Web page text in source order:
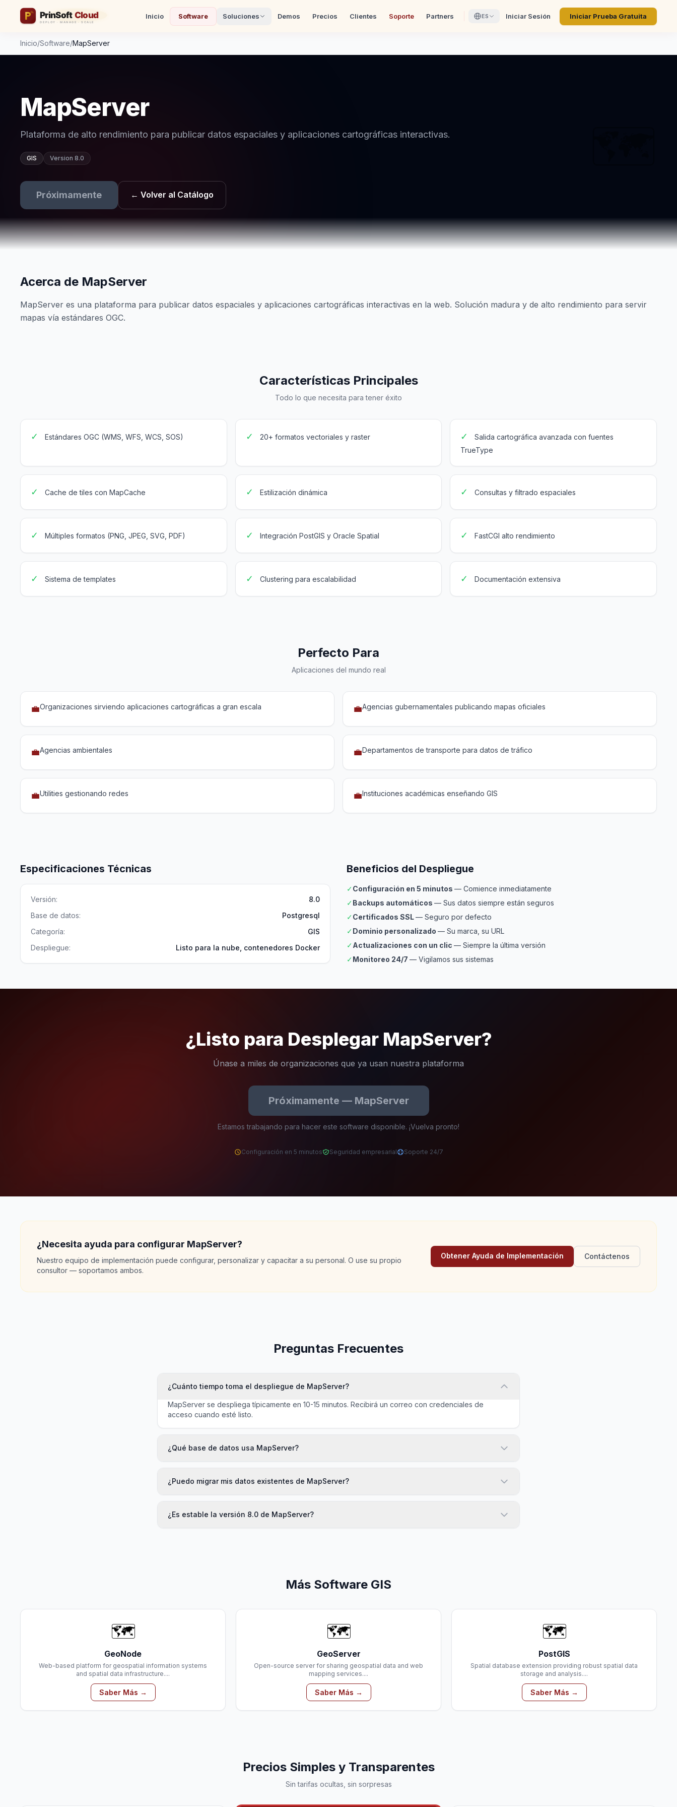
Inicio Software Soluciones Demos Precios Clientes Soporte Partners ES Iniciar Sesión Iniciar Prueba Gratuita
Inicio/Software/MapServer
MapServer
Plataforma de alto rendimiento para publicar datos espaciales y aplicaciones cartográficas interactivas.
GIS Version 8.0
Próximamente ← Volver al Catálogo
Acerca de MapServer
MapServer es una plataforma para publicar datos espaciales y aplicaciones cartográficas interactivas en la web. Solución madura y de alto rendimiento para servir
mapas vía estándares OGC.
Características Principales
Todo lo que necesita para tener éxito
✓ Estándares OGC (WMS, WFS, WCS, SOS) ✓ 20+ formatos vectoriales y raster ✓
Salida cartográfica avanzada con fuentes
TrueType
✓ Cache de tiles con MapCache ✓ Estilización dinámica ✓ Consultas y filtrado espaciales
✓ Múltiples formatos (PNG, JPEG, SVG, PDF) ✓ Integración PostGIS y Oracle Spatial ✓ FastCGI alto rendimiento
✓ Sistema de templates ✓ Clustering para escalabilidad ✓ Documentación extensiva
Perfecto Para
Aplicaciones del mundo real
💼Organizaciones sirviendo aplicaciones cartográficas a gran escala 💼Agencias gubernamentales publicando mapas oficiales
💼Agencias ambientales 💼Departamentos de transporte para datos de tráfico
💼Utilities gestionando redes 💼Instituciones académicas enseñando GIS
Especificaciones Técnicas
Versión:
8.0
Base de datos:
Postgresql
Categoría:
GIS
Despliegue:
Listo para la nube, contenedores Docker
Beneficios del Despliegue
✓Configuración en 5 minutos — Comience inmediatamente
✓Backups automáticos — Sus datos siempre están seguros
✓Certificados SSL— Seguro por defecto
✓Dominio personalizado — Su marca, su URL
✓Actualizaciones con un clic — Siempre la última versión
✓Monitoreo 24/7 — Vigilamos sus sistemas
¿Listo para Desplegar MapServer?
Únase a miles de organizaciones que ya usan nuestra plataforma
Próximamente — MapServer
Estamos trabajando para hacer este software disponible. ¡Vuelva pronto!
Configuración en 5 minutos Seguridad empresarial Soporte 24/7
¿Necesita ayuda para configurar MapServer?
Nuestro equipo de implementación puede configurar, personalizar y capacitar a su personal. O use su propio
consultor — soportamos ambos.
Obtener Ayuda de Implementación Contáctenos
Preguntas Frecuentes
¿Cuánto tiempo toma el despliegue de MapServer?
MapServer se despliega típicamente en 10-15 minutos. Recibirá un correo con credenciales de
acceso cuando esté listo.
¿Qué base de datos usa MapServer?
¿Puedo migrar mis datos existentes de MapServer?
¿Es estable la versión 8.0 de MapServer?
Más Software GIS
🗺️
GeoNode
Web-based platform for geospatial information systems
and spatial data infrastructure....
Saber Más →
🗺️
GeoServer
Open-source server for sharing geospatial data and web
mapping services....
Saber Más →
🗺️
PostGIS
Spatial database extension providing robust spatial data
storage and analysis....
Saber Más →
Precios Simples y Transparentes
Sin tarifas ocultas, sin sorpresas